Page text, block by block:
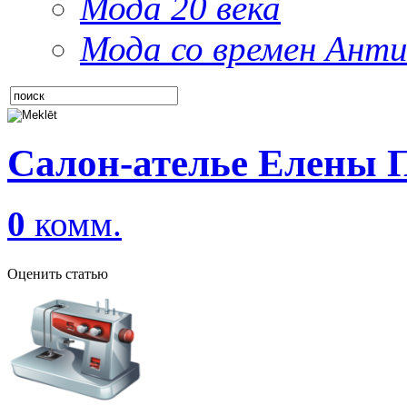
Мода со времен
Салон-ателье Елены
0 комм.
Оценить статью